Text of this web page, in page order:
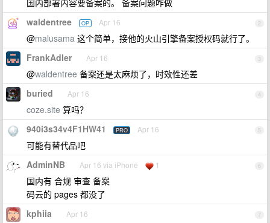
国内部署内容要备案的。 备案问题咋做
2
waldentree OP Apr 16
@malusama 这个简单，接他的火山引擎备案授权码就行了。
3
FrankAdler Apr 16
@waldentree 备案还是太麻烦了，时效性还差
4
buried Apr 16
coze.site 算吗？
5
940i3s34v4F1HW41 PRO Apr 16
可能有替代品吧
6
AdminNB Apr 16 via iPhone 1
国内有 合规 审查 备案
码云的 pages 都没了
7
kphiia Apr 16